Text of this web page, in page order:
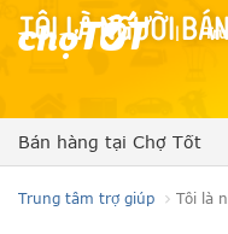
Tôi là người
Bán hàng tại Chợ Tốt
Trung tâm trợ giúp Tôi là